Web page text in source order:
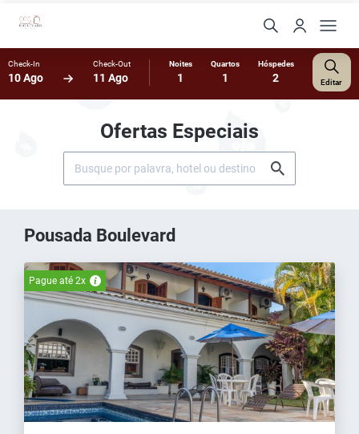
Check-In
10 Ago
Check-Out
11 Ago
Noites
1
Quartos
1
Hóspedes
2 Editar
Ofertas Especiais
Pousada Boulevard
Pague até 2x